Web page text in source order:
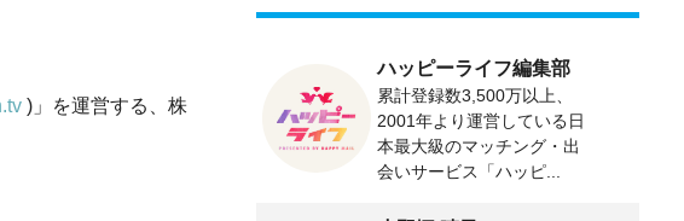
)」を運営する、株
ハッピーライフ編集部
累計登録数3,500万以上、
2001年より運営している日
本最大級のマッチング・出
会いサービス「ハッピ...